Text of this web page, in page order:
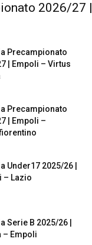
2026/27 |
Precampionato
| Empoli – Virtus
Precampionato
| Empoli –
Under17 2025/26 |
– Lazio
Serie B 2025/26 |
– Empoli